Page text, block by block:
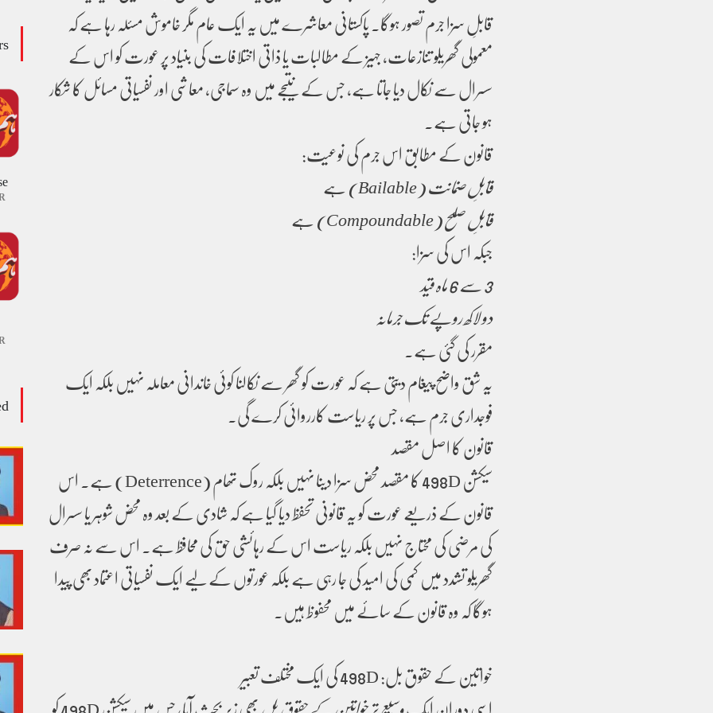
قابلِ سزا جرم تصور ہوگا۔ پاکستانی معاشرے میں یہ ایک عام مگر خاموش مسئلہ رہا ہے کہ
معمولی گھریلو تنازعات، جہیز کے مطالبات یا ذاتی اختلافات کی بنیاد پر عورت کو اس کے
سسرال سے نکال دیا جاتا ہے، جس کے نتیجے میں وہ سماجی، معاشی اور نفسیاتی مسائل کا شکار
ہو جاتی ہے۔
قانون کے مطابق اس جرم کی نوعیت:
قابلِ ضمانت (Bailable) ہے
قابلِ صلح (Compoundable) ہے
جبکہ اس کی سزا:
3 سے 6 ماہ قید
دو لاکھ روپے تک جرمانہ
مقرر کی گئی ہے۔
یہ شق واضح پیغام دیتی ہے کہ عورت کو گھر سے نکالنا کوئی خاندانی معاملہ نہیں بلکہ ایک
فوجداری جرم ہے، جس پر ریاست کارروائی کرے گی۔
قانون کا اصل مقصد
سیکشن 498D کا مقصد محض سزا دینا نہیں بلکہ روک تھام (Deterrence) ہے۔ اس
قانون کے ذریعے عورت کو یہ قانونی تحفظ دیا گیا ہے کہ شادی کے بعد وہ محض شوہر یا سسرال
کی مرضی کی محتاج نہیں بلکہ ریاست اس کے رہائشی حق کی محافظ ہے۔ اس سے نہ صرف
گھریلو تشدد میں کمی کی امید کی جا رہی ہے بلکہ عورتوں کے لیے ایک نفسیاتی اعتماد بھی پیدا
ہوگا کہ وہ قانون کے سائے میں محفوظ ہیں۔
خواتین کے حقوق بل: 498D کی ایک مختلف تعبیر